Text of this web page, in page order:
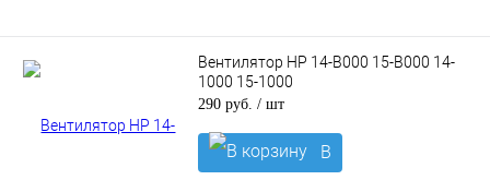
Вентилятор HP 14-B000 15-B000 14-
1000 15-1000
290 руб. / шт
В